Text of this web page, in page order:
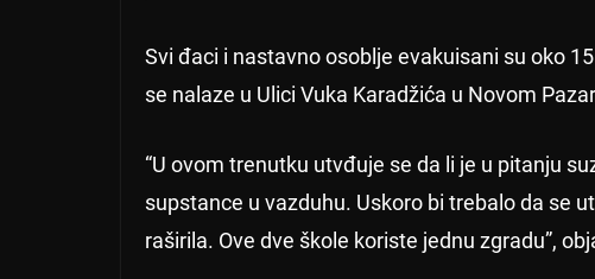
Svi đaci i nastavno osoblje evakuisani su oko
se nalaze u Ulici Vuka Karadžića u Novom
“U ovom trenutku utvđuje se da li je u pitanju
supstance u vazduhu. Uskoro bi trebalo da se
raširila. Ove dve škole koriste jednu zgradu”,